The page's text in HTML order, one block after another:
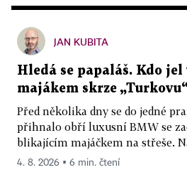
JAN KUBITA
Hledá se papaláš. Kdo jel
majákem skrze
Před několika dny se do jedné
přihnalo obří luxusní BMW se
blikajícím majáčkem na střeše.
4. 8. 2026 ▪ 6 min. čtení